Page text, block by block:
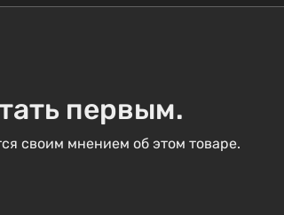
первым.
своим мнением об этом товаре.